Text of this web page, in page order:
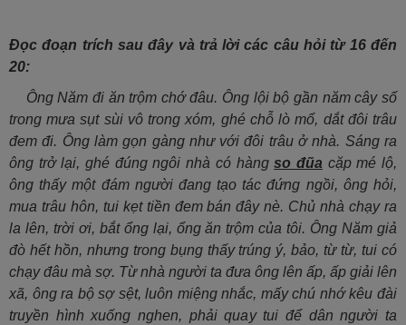
Đọc đoạn trích sau đây và trả lời các câu hỏi từ 16 đến
20:
Ông Năm đi ăn trộm chớ đâu. Ông lội bộ gần năm cây số
trong mưa sụt sùi vô trong xóm, ghé chỗ lò mổ, dắt đôi trâu
đem đi. Ông làm gọn gàng như với đôi trâu ở nhà. Sáng ra
ông trở lại, ghé đúng ngôi nhà có hàngso đũa cặp mé lộ,
ông thấy một đám người đang tạo tác đứng ngồi, ông hỏi,
mua trâu hôn, tui kẹt tiền đem bán đây nè. Chủ nhà chạy ra
la lên, trời ơi, bắt ổng lại, ổng ăn trộm của tôi. Ông Năm giả
đò hết hồn, nhưng trong bụng thấy trúng ý, bảo, từ từ, tui có
chạy đâu mà sợ. Từ nhà người ta đưa ông lên ấp, ấp giải lên
xã, ông ra bộ sợ sệt, luôn miệng nhắc, mấy chú nhớ kêu đài
truyền hình xuống nghen, phải quay tui để dân người ta